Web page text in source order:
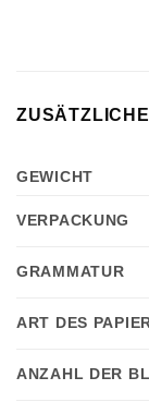
GEWICHT
VERPACKUNG
GRAMMATUR
ART DES
ANZAHL DER